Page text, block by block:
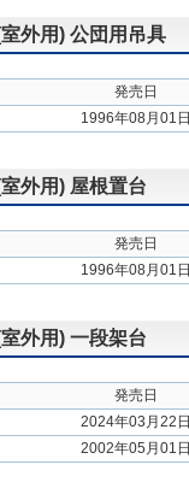
外用) 公団用吊具
発売日
1996年08月01日
外用) 屋根置台
発売日
1996年08月01日
外用) 一段架台
発売日
2024年03月22日
2002年05月01日